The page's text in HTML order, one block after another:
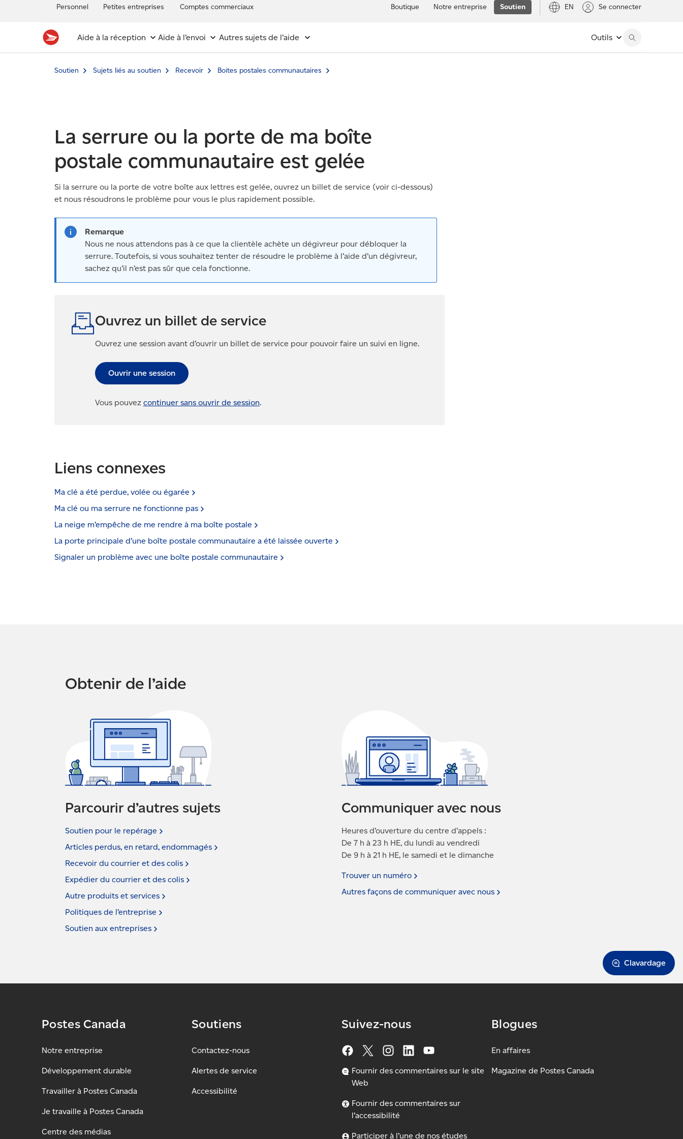
Personnel Petites entreprises Comptes commerciaux Boutique Notre entreprise Soutien EN Se connecter
Aide à la réception Aide à l’envoi Autres sujets de l’aide Outils
Soutien Sujets liés au soutien Recevoir Boites postales communautaires
La serrure ou la porte de ma boîte
postale communautaire est gelée
Si la serrure ou la porte de votre boîte aux lettres est gelée, ouvrez un billet de service (voir ci-dessous)
et nous résoudrons le problème pour vous le plus rapidement possible.
Remarque
Nous ne nous attendons pas à ce que la clientèle achète un dégivreur pour débloquer la
serrure. Toutefois, si vous souhaitez tenter de résoudre le problème à l’aide d’un dégivreur,
sachez qu’il n’est pas sûr que cela fonctionne.
Ouvrez un billet de service
Ouvrez une session avant d’ouvrir un billet de service pour pouvoir faire un suivi en ligne.
Ouvrir une session
Vous pouvez continuer sans ouvrir de session.
Liens connexes
Ma clé a été perdue, volée ou égarée
Ma clé ou ma serrure ne fonctionne pas
La neige m’empêche de me rendre à ma boîte postale
La porte principale d’une boîte postale communautaire a été laissée ouverte
Signaler un problème avec une boîte postale communautaire
Obtenir de l’aide
Clavardage
Parcourir d’autres sujets
Soutien pour le repérage
Articles perdus, en retard, endommagés
Recevoir du courrier et des colis
Expédier du courrier et des colis
Autre produits et services
Politiques de l’entreprise
Soutien aux entreprises
Communiquer avec nous
Heures d’ouverture du centre d’appels :
De 7 h à 23 h HE, du lundi au vendredi
De 9 h à 21 h HE, le samedi et le dimanche
Trouver un numéro
Autres façons de communiquer avec nous
Postes Canada
Notre entreprise
Développement durable
Travailler à Postes Canada
Je travaille à Postes Canada
Centre des médias
Soutiens
Contactez-nous
Alertes de service
Accessibilité
Suivez-nous
Fournir des commentaires sur le site
Web
Fournir des commentaires sur
l’accessibilité
Participer à l’une de nos études
Blogues
En affaires
Magazine de Postes Canada